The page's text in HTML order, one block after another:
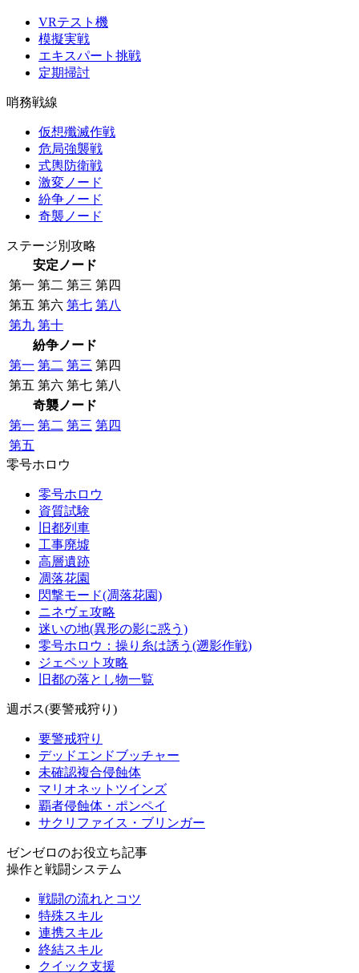
VRテスト機
模擬実戦
エキスパート挑戦
定期掃討
哨務戦線
仮想殲滅作戦
危局強襲戦
式輿防衛戦
激変ノード
紛争ノード
奇襲ノード
ステージ別攻略
安定ノード
第一 第二 第三 第四
第五 第六 第七 第八
第九 第十
紛争ノード
第一 第二 第三 第四
第五 第六 第七 第八
奇襲ノード
第一 第二 第三 第四
第五
零号ホロウ
零号ホロウ
資質試験
旧都列車
工事廃墟
高層遺跡
凋落花園
閃撃モード(凋落花園)
ニネヴェ攻略
迷いの地(異形の影に惑う)
零号ホロウ：操り糸は誘う(遡影作戦)
ジェペット攻略
旧都の落とし物一覧
週ボス(要警戒狩り)
要警戒狩り
デッドエンドブッチャー
未確認複合侵蝕体
マリオネットツインズ
覇者侵蝕体・ポンペイ
サクリファイス・ブリンガー
ゼンゼロのお役立ち記事
操作と戦闘システム
戦闘の流れとコツ
特殊スキル
連携スキル
終結スキル
クイック支援